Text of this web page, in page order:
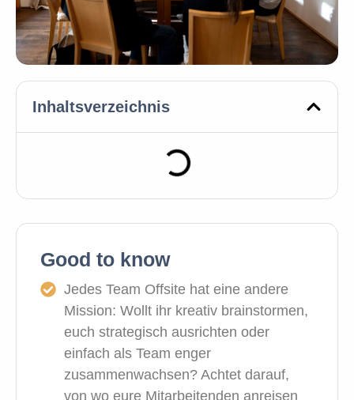
Inhaltsverzeichnis
Good to know
Jedes Team Offsite hat eine andere
Mission: Wollt ihr kreativ brainstormen,
euch strategisch ausrichten oder
einfach als Team enger
zusammenwachsen? Achtet darauf,
von wo eure Mitarbeitenden anreisen